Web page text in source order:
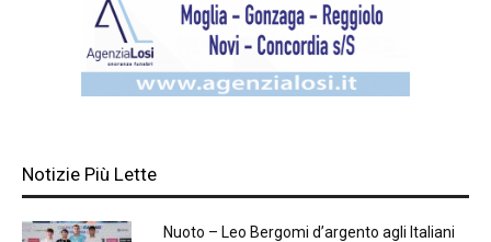
Notizie Più Lette
Nuoto – Leo Bergomi d’argento agli Italiani